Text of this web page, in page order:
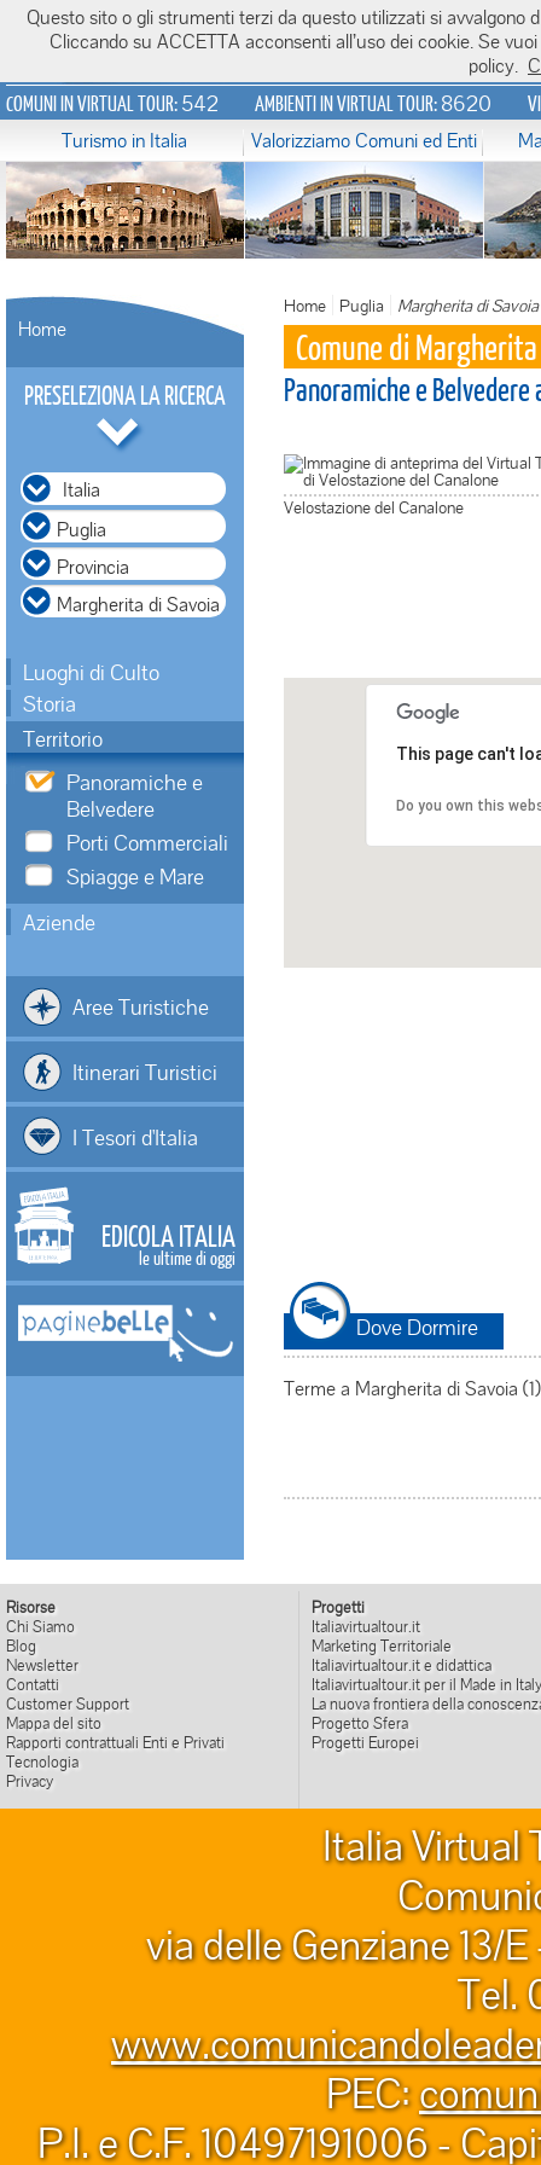
Italiavirtualtour.it
COMUNI IN VIRTUAL TOUR:542 AMBIENTI IN VIRTUAL TOUR:8620
Turismo in Italia Valorizziamo Comuni ed Enti
Home
PRESELEZIONA LA RICERCA
Italia
Luoghi di Culto
Storia
Territorio
Panoramiche e
Belvedere
Porti Commerciali
Spiagge e Mare
Aziende
Aree Turistiche
Itinerari Turistici
I Tesori d'Italia
EDICOLA ITALIA
le ultime di oggi
Home Puglia Margherita di Savoia
Comune di
Panoramiche e
Velostazione del Canalone
This page can't
Do you own this
Dove Dormire
Terme a Margherita di Savoia (1)
Risorse
Chi Siamo
Blog
Newsletter
Contatti
Customer Support
Mappa del sito
Rapporti contrattuali Enti e Privati
Tecnologia
Privacy
Progetti
Italiavirtualtour.it
Marketing Territoriale
Italiavirtualtour.it e didattica
Italiavirtualtour.it per il Made in Italy
La nuova frontiera della
Progetto Sfera
Progetti Europei
Italia Virtual
via delle Genziane 13/
Tel.
PEC:
P.I. e C.F. 10497191006 -
Questo sito o gli strumenti terzi da questo utilizzati si
Cliccando su ACCETTA acconsenti all’uso dei cookie. Se
policy.